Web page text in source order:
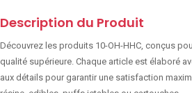
Description du Produit
Découvrez les produits 10-OH-HHC, conçus
qualité supérieure. Chaque article est élaboré
aux détails pour garantir une satisfaction